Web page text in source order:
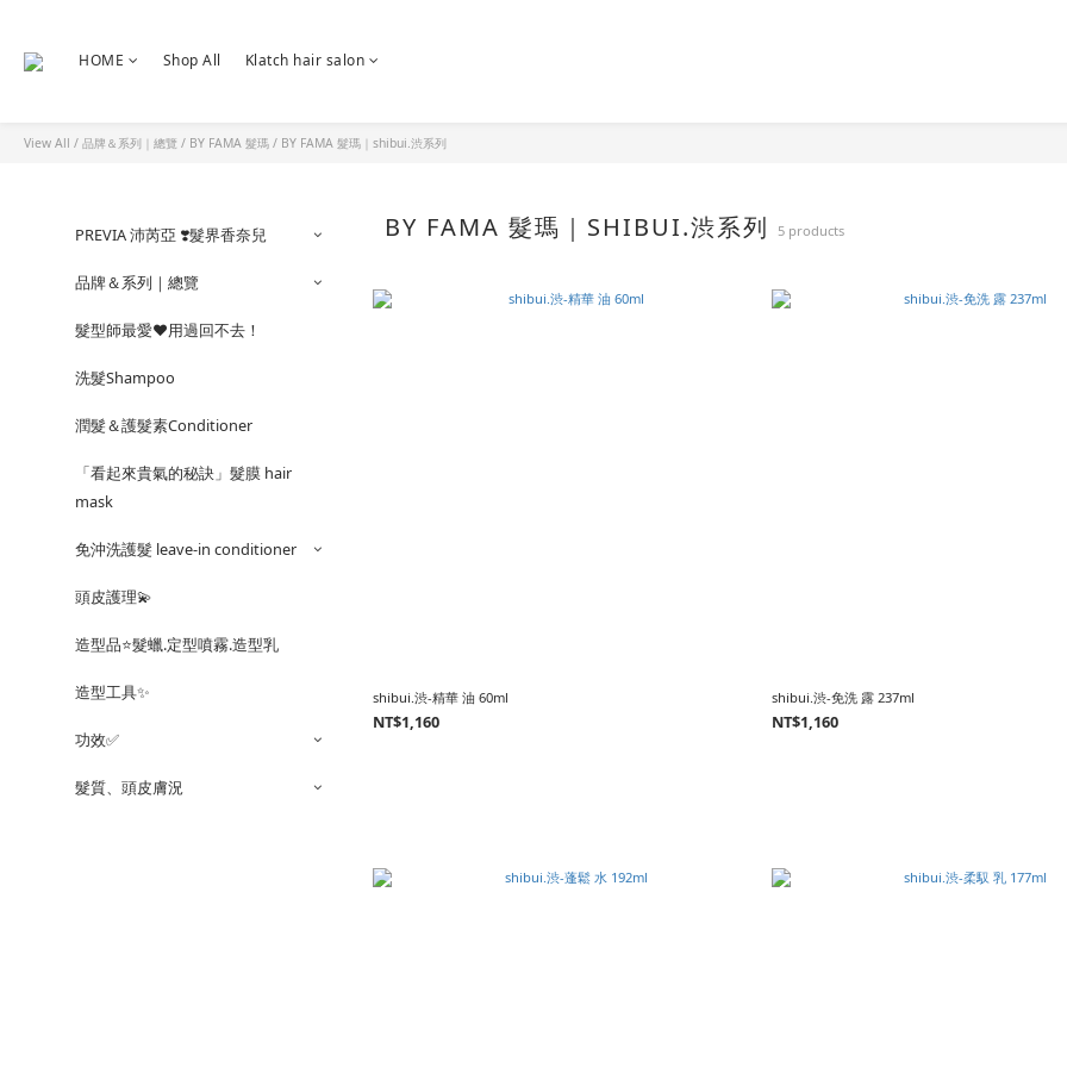
HOME Shop All Klatch hair salon
View All / 品牌＆系列｜總覽 / BY FAMA 髮瑪 / BY FAMA 髮瑪｜shibui.渋系列
PREVIA 沛芮亞 ❣️髮界香奈兒
品牌＆系列｜總覽
髮型師最愛❤️用過回不去！
洗髮Shampoo
潤髮＆護髮素Conditioner
「看起來貴氣的秘訣」髮膜 hair
mask
免沖洗護髮 leave-in conditioner
頭皮護理💫
造型品⭐️髮蠟.定型噴霧.造型乳
造型工具✨
功效✅
髮質、頭皮膚況
BY FAMA 髮瑪｜SHIBUI.渋系列 5 products
shibui.渋-精華 油 60ml
NT$1,160
shibui.渋-免洗 露 237ml
NT$1,160